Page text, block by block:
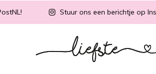
Stuur ons een berichtje op